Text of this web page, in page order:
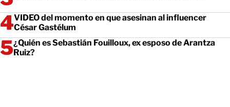
VIDEO del momento en que asesinan al influencer
César Gastélum
¿Quién es Sebastián Fouilloux, ex esposo de Arantza
Ruiz?